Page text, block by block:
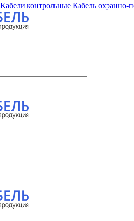
Кабели контрольные Кабель охранно-